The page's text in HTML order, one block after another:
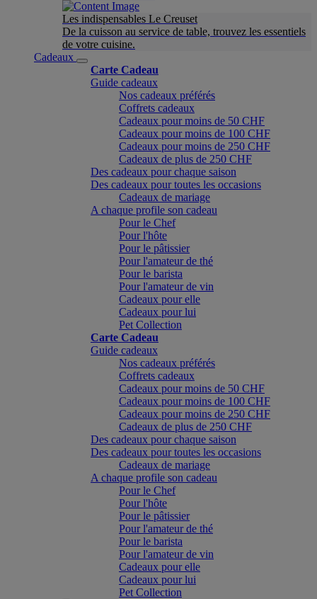
Les indispensables Le Creuset
De la cuisson au service de table, trouvez les essentiels
de votre cuisine.
Cadeaux
Carte Cadeau
Guide cadeaux
Nos cadeaux préférés
Coffrets cadeaux
Cadeaux pour moins de 50 CHF
Cadeaux pour moins de 100 CHF
Cadeaux pour moins de 250 CHF
Cadeaux de plus de 250 CHF
Des cadeaux pour chaque saison
Des cadeaux pour toutes les occasions
Cadeaux de mariage
A chaque profile son cadeau
Pour le Chef
Pour l'hôte
Pour le pâtissier
Pour l'amateur de thé
Pour le barista
Pour l'amateur de vin
Cadeaux pour elle
Cadeaux pour lui
Pet Collection
Carte Cadeau
Guide cadeaux
Nos cadeaux préférés
Coffrets cadeaux
Cadeaux pour moins de 50 CHF
Cadeaux pour moins de 100 CHF
Cadeaux pour moins de 250 CHF
Cadeaux de plus de 250 CHF
Des cadeaux pour chaque saison
Des cadeaux pour toutes les occasions
Cadeaux de mariage
A chaque profile son cadeau
Pour le Chef
Pour l'hôte
Pour le pâtissier
Pour l'amateur de thé
Pour le barista
Pour l'amateur de vin
Cadeaux pour elle
Cadeaux pour lui
Pet Collection